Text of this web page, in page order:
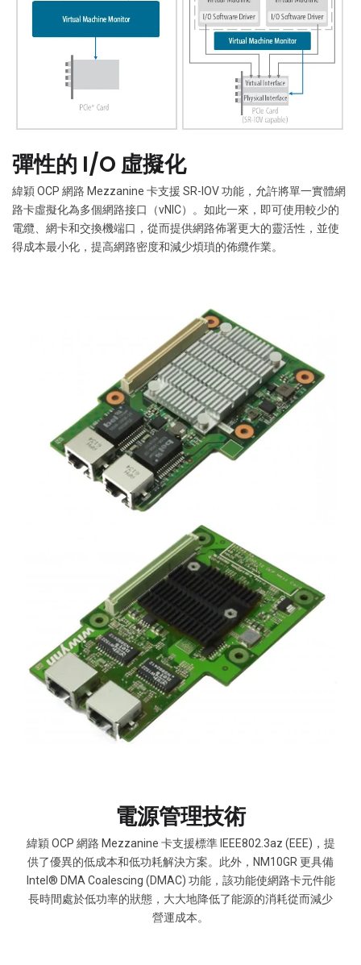
彈性的 I/O 虛擬化
緯穎 OCP 網路 Mezzanine 卡支援 SR-IOV 功能，允許將單一實體網
路卡虛擬化為多個網路接口（vNIC）。如此一來，即可使用較少的
電纜、網卡和交換機端口，從而提供網路佈署更大的靈活性，並使
得成本最小化，提高網路密度和減少煩瑣的佈纜作業。
電源管理技術
緯穎 OCP 網路 Mezzanine 卡支援標準 IEEE802.3az (EEE)，提
供了優異的低成本和低功耗解決方案。此外，NM10GR 更具備
Intel® DMA Coalescing (DMAC) 功能，該功能使網路卡元件能
長時間處於低功率的狀態，大大地降低了能源的消耗從而減少
營運成本。